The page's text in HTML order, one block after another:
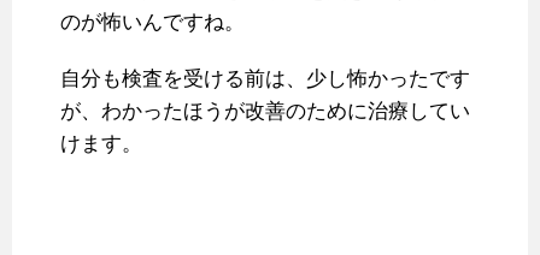
のが怖いんですね。
自分も検査を受ける前は、少し怖かったです
が、わかったほうが改善のために治療してい
けます。